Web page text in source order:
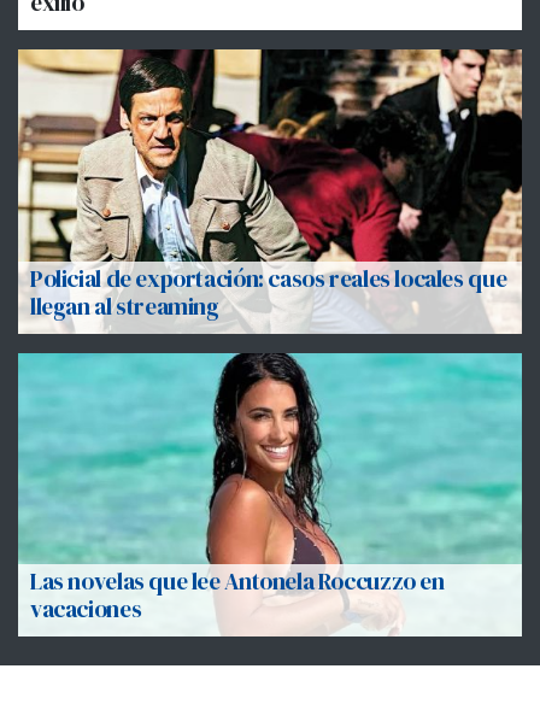
Policial de exportación: casos reales locales que
llegan al streaming
Las novelas que lee Antonela Roccuzzo en
vacaciones